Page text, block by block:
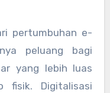
pertumbuhan e-
peluang bagi
yang lebih luas
fisik. Digitalisasi